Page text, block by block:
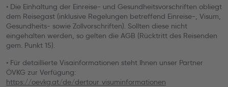
• Die Einhaltung der Einreise- und Gesundheitsvorschriften obliegt
dem Reisegast (inklusive Regelungen betreffend Einreise-, Visum,
Gesundheits- sowie Zollvorschriften). Sollten diese nicht
eingehalten werden, so gelten die AGB (Rücktritt des Reisenden
gem. Punkt 15).
• Für detaillierte Visainformationen steht Ihnen unser Partner
ÖVKG zur Verfügung:
https://oevkg.at/de/dertour_visuminformationen